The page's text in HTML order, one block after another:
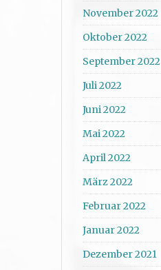
November 2022
Oktober 2022
September 2022
Juli 2022
Juni 2022
Mai 2022
April 2022
März 2022
Februar 2022
Januar 2022
Dezember 2021